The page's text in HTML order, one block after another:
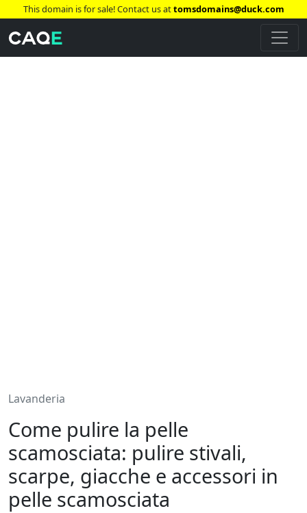
This domain is for sale! Contact us attomsdomains@duck.com
Lavanderia
Come pulire la pelle
scamosciata: pulire stivali,
scarpe, giacche e accessori in
pelle scamosciata